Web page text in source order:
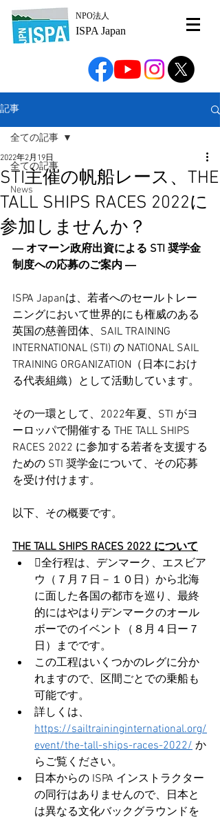
NPO法人
ISPA Japan
記事
全ての記事
News
全ての記事
STI主催の帆船レース、THE
TALL SHIPS RACES 2022に
参加しませんか？
2022年2月19日
― オマーン政府出資による STI 奨学金
制度への応募のご案内 ―
ISPA Japanは、若者へのセールトレー
ニングにおいて世界的にも権威のある
英国の慈善団体、SAIL TRAINING
INTERNATIONAL (STI) の NATIONAL SAIL
TRAINING ORGANIZATION（日本におけ
る代表組織）として活動しています。
その一環として、2022年夏、STI がヨ
ーロッパで開催する THE TALL SHIPS
RACES 2022 に参加する若者を支援する
ための STI 奨学金について、その応募
を受け付けます。
以下、その概要です。
THE TALL SHIPS RACES 2022 について
全行程は、デンマーク、エスビア
ウ（７月７日－１０日）から北海
に面した各国の都市を巡り、最終
的にはやはりデンマークのオール
ボーでのイベント（８月４日ー７
日）までです。
この工程はいくつかのレグに分か
れますので、区間ごとでの乗船も
可能です。
詳しくは、
https://sailtraininginternational.org/
event/the-tall-ships-races-2022/ か
らご覧ください。
日本からの ISPA インストラクター
の同行はありませんので、日本と
は異なる文化バックグラウンドを